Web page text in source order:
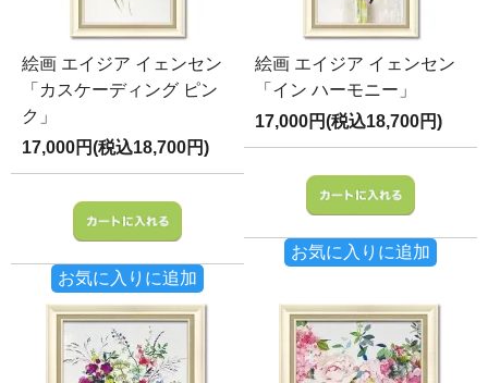
絵画 エイジア イェンセン
「カスケーディング ピン
ク」
17,000円(税込18,700円)
お気に入りに追加
絵画 エイジア イェンセン
「イン ハーモニー」
17,000円(税込18,700円)
お気に入りに追加